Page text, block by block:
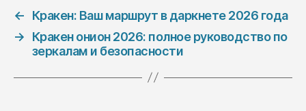
←
Кракен: Ваш маршрут в даркнете 2026 года
→
Кракен онион 2026: полное руководство по
зеркалам и безопасности